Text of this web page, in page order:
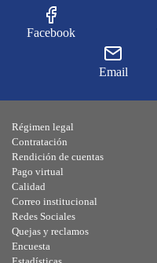
Facebook
Email
Régimen legal
Contratación
Rendición de cuentas
Pago virtual
Calidad
Correo institucional
Redes Sociales
Quejas y reclamos
Encuesta